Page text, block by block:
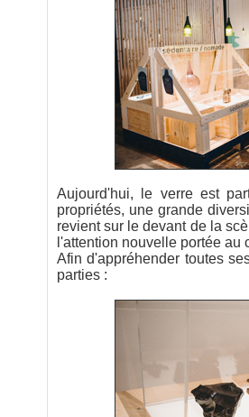
Aujourd'hui, le verre est
propriétés, une grande
revient sur le devant de la
l'attention nouvelle portée au
Afin d'appréhender toutes
parties :